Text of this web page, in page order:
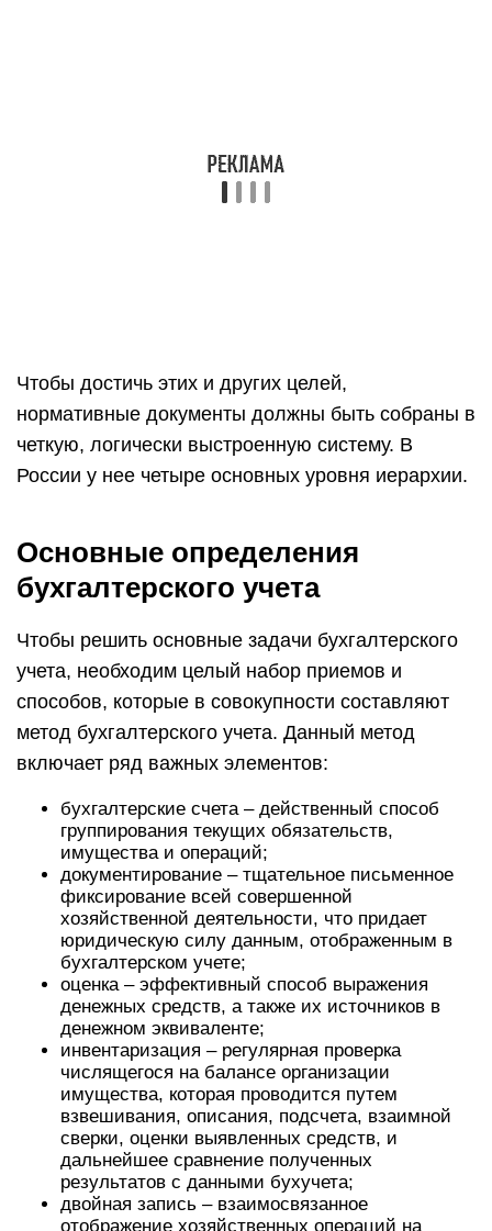
Чтобы достичь этих и других целей,
нормативные документы должны быть собраны в
четкую, логически выстроенную систему. В
России у нее четыре основных уровня иерархии.
Основные определения
бухгалтерского учета
Чтобы решить основные задачи бухгалтерского
учета, необходим целый набор приемов и
способов, которые в совокупности составляют
метод бухгалтерского учета. Данный метод
включает ряд важных элементов:
бухгалтерские счета – действенный способ
группирования текущих обязательств,
имущества и операций;
документирование – тщательное письменное
фиксирование всей совершенной
хозяйственной деятельности, что придает
юридическую силу данным, отображенным в
бухгалтерском учете;
оценка – эффективный способ выражения
денежных средств, а также их источников в
денежном эквиваленте;
инвентаризация – регулярная проверка
числящегося на балансе организации
имущества, которая проводится путем
взвешивания, описания, подсчета, взаимной
сверки, оценки выявленных средств, и
дальнейшее сравнение полученных
результатов с данными бухучета;
двойная запись – взаимосвязанное
отображение хозяйственных операций на